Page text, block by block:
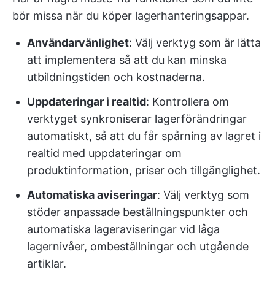
bör missa när du köper lagerhanteringsappar.
Användarvänlighet: Välj verktyg som är lätta
att implementera så att du kan minska
utbildningstiden och kostnaderna.
Uppdateringar i realtid: Kontrollera om
verktyget synkroniserar lagerförändringar
automatiskt, så att du får spårning av lagret i
realtid med uppdateringar om
produktinformation, priser och tillgänglighet.
Automatiska aviseringar: Välj verktyg som
stöder anpassade beställningspunkter och
automatiska lageraviseringar vid låga
lagernivåer, ombeställningar och utgående
artiklar.